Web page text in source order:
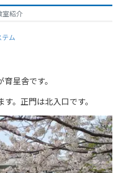
室紹介
テム
星舎です。
。正門は北入口です。